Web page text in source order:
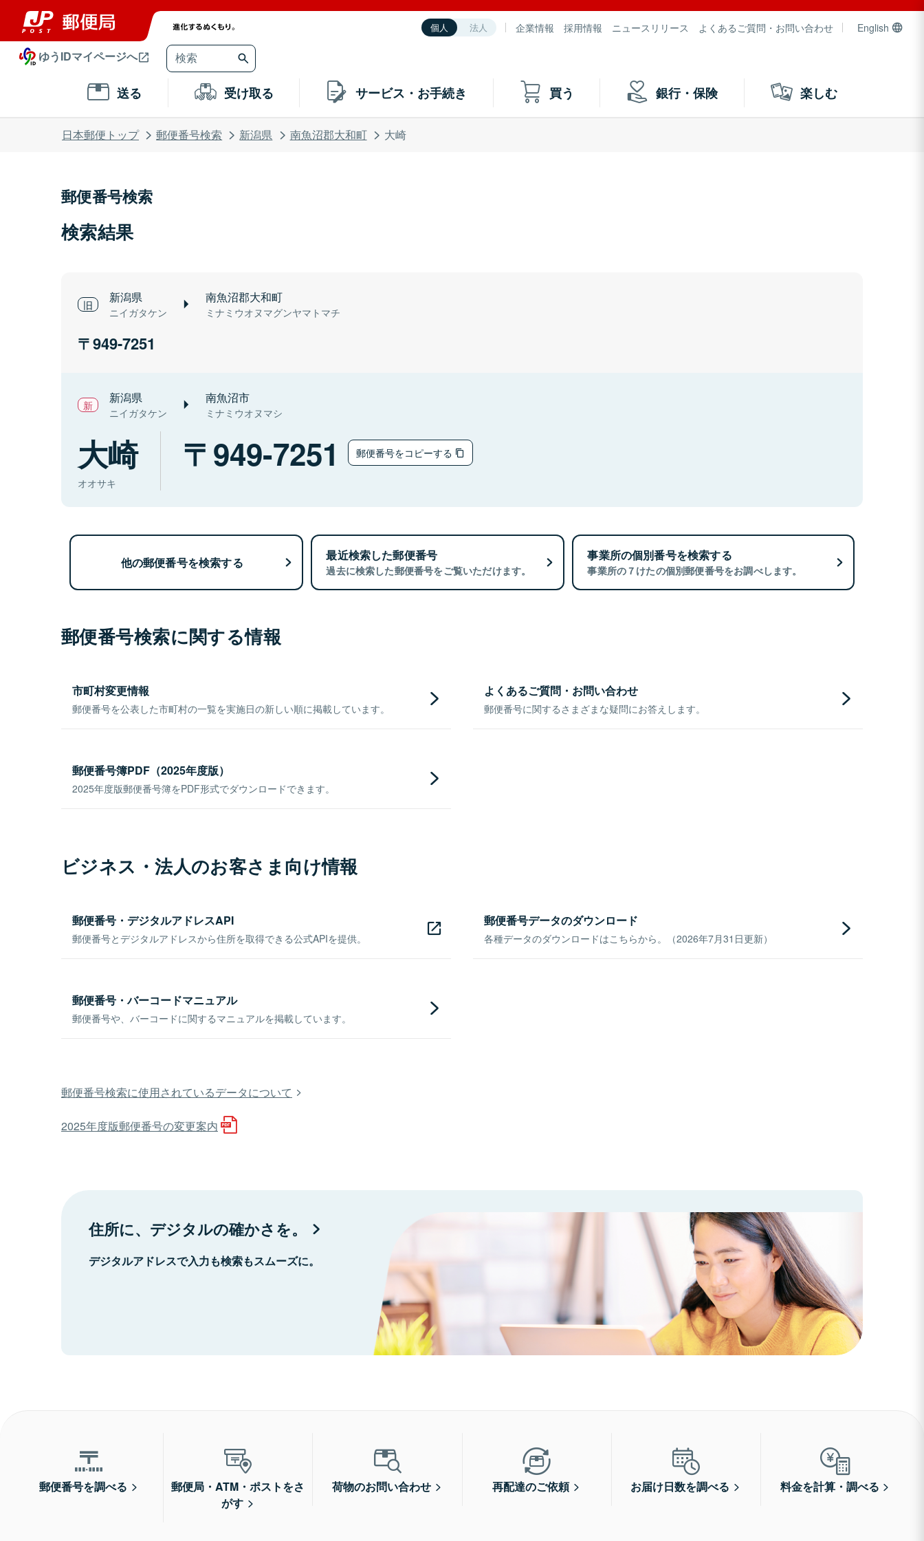
個人 法人 企業情報 採用情報 ニュースリリース よくあるご質問・お問い合わせ English
ゆうIDマイページへ
送る 受け取る サービス・お手続き 買う 銀行・保険 楽しむ
日本郵便トップ 郵便番号検索 新潟県 南魚沼郡大和町 大崎
郵便番号検索
検索結果
新潟県
ニイガタケン
南魚沼郡大和町
ミナミウオヌマグンヤマトマチ
949-7251
新潟県
ニイガタケン
南魚沼市
ミナミウオヌマシ
大崎
オオサキ
949-7251 郵便番号をコピーする
他の郵便番号を検索する 最近検索した郵便番号
過去に検索した郵便番号をご覧いただけます。
事業所の個別番号を検索する
事業所の７けたの個別郵便番号をお調べします。
郵便番号検索に関する情報
市町村変更情報
郵便番号を公表した市町村の一覧を実施日の新しい順に掲載しています。
よくあるご質問・お問い合わせ
郵便番号に関するさまざまな疑問にお答えします。
郵便番号簿PDF（2025年度版）
2025年度版郵便番号簿をPDF形式でダウンロードできます。
ビジネス・法人のお客さま向け情報
郵便番号・デジタルアドレスAPI
郵便番号とデジタルアドレスから住所を取得できる公式APIを提供。
郵便番号データのダウンロード
各種データのダウンロードはこちらから。（2026年7月31日更新）
郵便番号・バーコードマニュアル
郵便番号や、バーコードに関するマニュアルを掲載しています。
郵便番号検索に使用されているデータについて
2025年度版郵便番号の変更案内
住所に、デジタルの確かさを。
デジタルアドレスで入力も検索もスムーズに。
郵便番号を調べる
郵便局・ATM・ポストをさ
がす
荷物のお問い合わせ 再配達のご依頼 お届け日数を調べる 料金を計算・調べる